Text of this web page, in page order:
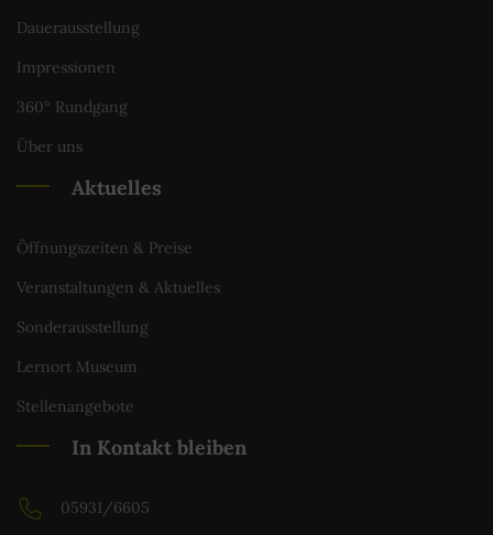
Dauerausstellung
Impressionen
360° Rundgang
Über uns
Aktuelles
Öffnungszeiten & Preise
Veranstaltungen & Aktuelles
Sonderausstellung
Lernort Museum
Stellenangebote
In Kontakt bleiben
05931/6605